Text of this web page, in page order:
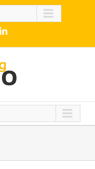
LinkedIn